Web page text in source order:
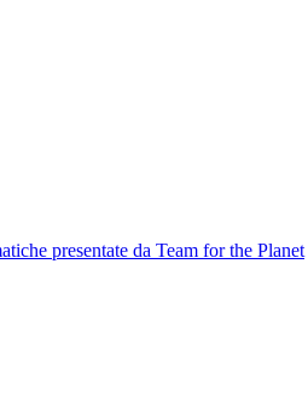
presentate da Team for the Planet